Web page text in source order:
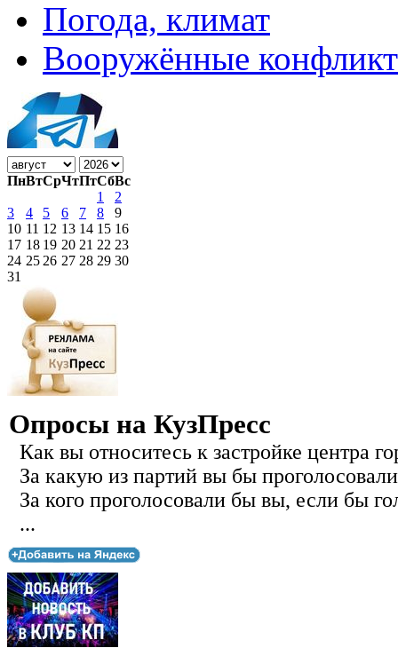
Погода, климат
Вооружённые
ПнВтСрЧтПтСбВс
1
2
3
4 5 6 7 8
9
10 11 12 13 14 15 16
17 18 19 20 21 22 23
24 25 26 27 28 29 30
31
Опросы на КузПресс
Как вы относитесь к застройке центра
За какую из партий вы бы
За кого проголосовали бы вы, если бы
...